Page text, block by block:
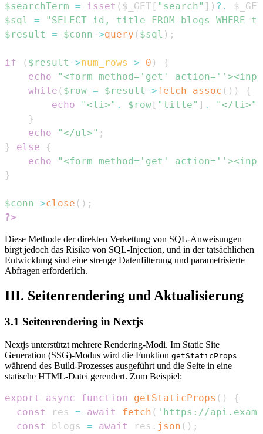
$searchTerm = isset ( $_GET [ "search" ] ) ? .
$_GET
$sql
=
"SELECT id, title FROM blogs WHERE
$result
= $conn->query ( $sql ) ;
if ( $result ->num_rows > 0 )
{
echo
"<form method='get'
while ( $row = $result ->fetch_assoc ( ) )
{
echo
"<li>" . $row [ "title" ] . "</li>"
}
echo
"</ul>" ;
}
else
{
echo
"<form method='get'
}
$conn->close ( ) ;
?>
Diese Methode der direkten Verkettung von SQL-Anweisungen
birgt jedoch das Risiko von SQL-Injection, und in der tatsächlichen
Entwicklung sind eine strenge Datenfilterung und parametrisierte
Abfragen erforderlich.
III. Seitenrendering und Aktualisierung
3.1 Seitenrendering in Nextjs
Nextjs unterstützt mehrere Rendering-Modi. Im Static Site
Generation (SSG)-Modus wird die Funktion getStaticProps
während des Build-Prozesses ausgeführt und die Seite in eine
statische HTML-Datei gerendert. Zum Beispiel:
export async function getStaticProps ( )
{
const
res = await fetch ( 'https://
const
blogs = await res . json ( ) ;